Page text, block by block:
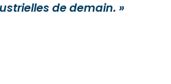
de demain. »